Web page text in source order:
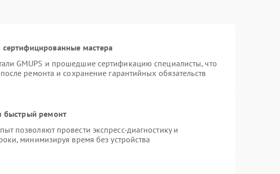
мастера
GMUPS и прошедшие сертификацию специалисты, что
ремонта и сохранение гарантийных обязательств
быстрый ремонт
позволяют провести экспресс-диагностику и
минимизируя время без устройства